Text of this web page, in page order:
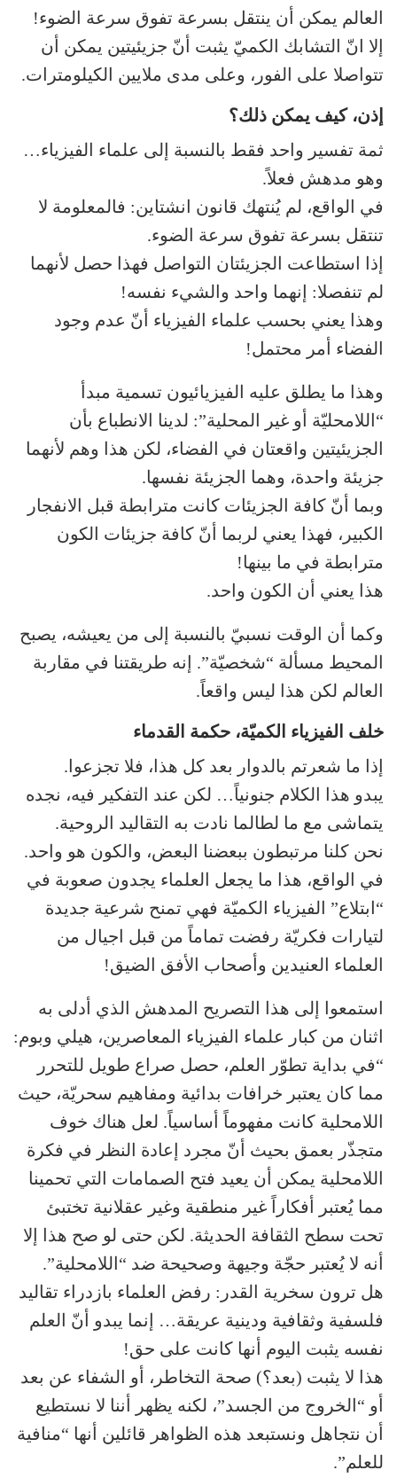
العالم يمكن أن ينتقل بسرعة تفوق سرعة الضوء!
إلا انّ التشابك الكميّ يثبت أنّ جزيئيتين يمكن أن
تتواصلا على الفور، وعلى مدى ملايين الكيلومترات.
إذن، كيف يمكن ذلك؟
ثمة تفسير واحد فقط بالنسبة إلى علماء الفيزياء…
وهو مدهش فعلاً.
في الواقع، لم يُنتهك قانون انشتاين: فالمعلومة لا
تنتقل بسرعة تفوق سرعة الضوء.
إذا استطاعت الجزيئتان التواصل فهذا حصل لأنهما
لم تنفصلا: إنهما واحد والشيء نفسه!
وهذا يعني بحسب علماء الفيزياء أنّ عدم وجود
الفضاء أمر محتمل!
وهذا ما يطلق عليه الفيزيائيون تسمية مبدأ
“اللامحليّة أو غير المحلية”: لدينا الانطباع بأن
الجزيئيتين واقعتان في الفضاء، لكن هذا وهم لأنهما
جزيئة واحدة، وهما الجزيئة نفسها.
وبما أنّ كافة الجزيئات كانت مترابطة قبل الانفجار
الكبير، فهذا يعني لربما أنّ كافة جزيئات الكون
مترابطة في ما بينها!
هذا يعني أن الكون واحد.
وكما أن الوقت نسبيّ بالنسبة إلى من يعيشه، يصبح
المحيط مسألة “شخصيّة”. إنه طريقتنا في مقاربة
العالم لكن هذا ليس واقعاً.
خلف الفيزياء الكميّة، حكمة القدماء
إذا ما شعرتم بالدوار بعد كل هذا، فلا تجزعوا.
يبدو هذا الكلام جنونياً… لكن عند التفكير فيه، نجده
يتماشى مع ما لطالما نادت به التقاليد الروحية.
نحن كلنا مرتبطون ببعضنا البعض، والكون هو واحد.
في الواقع، هذا ما يجعل العلماء يجدون صعوبة في
“ابتلاع” الفيزياء الكميّة فهي تمنح شرعية جديدة
لتيارات فكريّة رفضت تماماً من قبل اجيال من
العلماء العنيدين وأصحاب الأفق الضيق!
استمعوا إلى هذا التصريح المدهش الذي أدلى به
اثنان من كبار علماء الفيزياء المعاصرين، هيلي وبوم:
“في بداية تطوّر العلم، حصل صراع طويل للتحرر
مما كان يعتبر خرافات بدائية ومفاهيم سحريّة، حيث
اللامحلية كانت مفهوماً أساسياً. لعل هناك خوف
متجذّر بعمق بحيث أنّ مجرد إعادة النظر في فكرة
اللامحلية يمكن أن يعيد فتح الصمامات التي تحمينا
مما يُعتبر أفكاراً غير منطقية وغير عقلانية تختبئ
تحت سطح الثقافة الحديثة. لكن حتى لو صح هذا إلا
أنه لا يُعتبر حجّة وجيهة وصحيحة ضد “اللامحلية”.
هل ترون سخرية القدر: رفض العلماء بازدراء تقاليد
فلسفية وثقافية ودينية عريقة… إنما يبدو أنّ العلم
نفسه يثبت اليوم أنها كانت على حق!
هذا لا يثبت (بعد؟) صحة التخاطر، أو الشفاء عن بعد
أو “الخروج من الجسد”، لكنه يظهر أننا لا نستطيع
أن نتجاهل ونستبعد هذه الظواهر قائلين أنها “منافية
للعلم”.